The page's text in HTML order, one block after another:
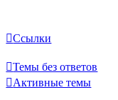
Ссылки
Темы без ответов
Активные темы